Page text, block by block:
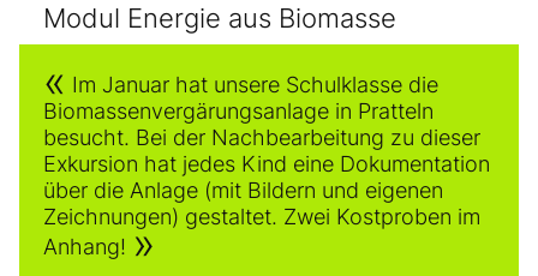
Modul Energie aus Biomasse
Im Januar hat unsere Schulklasse die
Biomassenvergärungsanlage in Pratteln
besucht. Bei der Nachbearbeitung zu dieser
Exkursion hat jedes Kind eine Dokumentation
über die Anlage (mit Bildern und eigenen
Zeichnungen) gestaltet. Zwei Kostproben im
Anhang!